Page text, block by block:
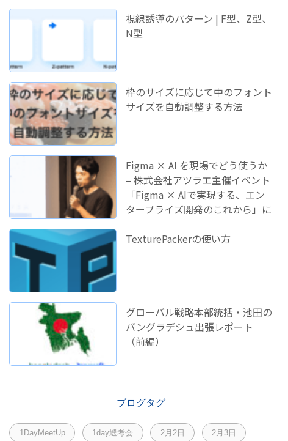
視線誘導のパターン | F型、Z型、
N型
枠のサイズに応じて中のフォント
サイズを自動調整する方法
Figma × AI を現場でどう使うか
– 株式会社アツラエ主催イベント
「Figma × AIで実現する、エン
タープライズ開発のこれから」に
TexturePackerの使い方
グローバル戦略本部統括・池田の
バングラデシュ出張レポート
（前編）
ブログタグ
1DayMeetUp 1day選考会 2月2日 2月3日